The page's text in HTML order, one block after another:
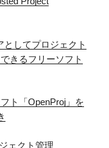
してプロジェクト
きるフリーソフト
ト「OpenProj」を
ェクト管理